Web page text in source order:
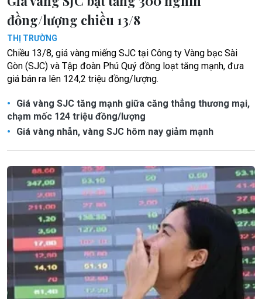
đồng/lượng chiều 13/8
THỊ TRƯỜNG
Chiều 13/8, giá vàng miếng SJC tại Công ty Vàng bạc Sài
Gòn (SJC) và Tập đoàn Phú Quý đồng loạt tăng mạnh, đưa
giá bán ra lên 124,2 triệu đồng/lượng.
Giá vàng SJC tăng mạnh giữa căng thẳng thương mại,
chạm mốc 124 triệu đồng/lượng
Giá vàng nhẫn, vàng SJC hôm nay giảm mạnh